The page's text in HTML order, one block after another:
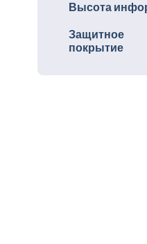
Высота
Защитное
покрытие